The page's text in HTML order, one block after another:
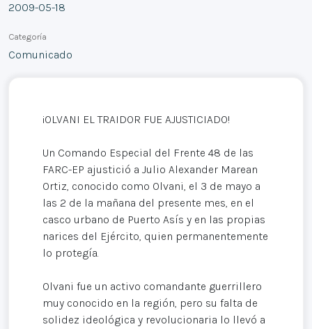
2009-05-18
Categoría
Comunicado
¡OLVANI EL TRAIDOR FUE AJUSTICIADO!
Un Comando Especial del Frente 48 de las
FARC-EP ajustició a Julio Alexander Marean
Ortiz, conocido como Olvani, el 3 de mayo a
las 2 de la mañana del presente mes, en el
casco urbano de Puerto Asís y en las propias
narices del Ejército, quien permanentemente
lo protegía.
Olvani fue un activo comandante guerrillero
muy conocido en la región, pero su falta de
solidez ideológica y revolucionaria lo llevó a